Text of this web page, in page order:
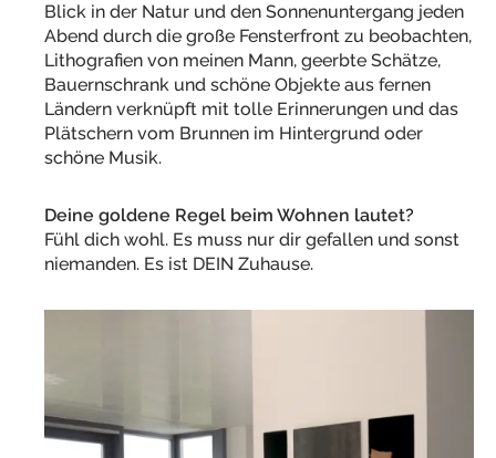
Blick in der Natur und den Sonnenuntergang jeden
Abend durch die große Fensterfront zu beobachten,
Lithografien von meinen Mann, geerbte Schätze,
Bauernschrank und schöne Objekte aus fernen
Ländern verknüpft mit tolle Erinnerungen und das
Plätschern vom Brunnen im Hintergrund oder
schöne Musik.
Deine goldene Regel beim Wohnen lautet?
Fühl dich wohl. Es muss nur dir gefallen und sonst
niemanden. Es ist DEIN Zuhause.